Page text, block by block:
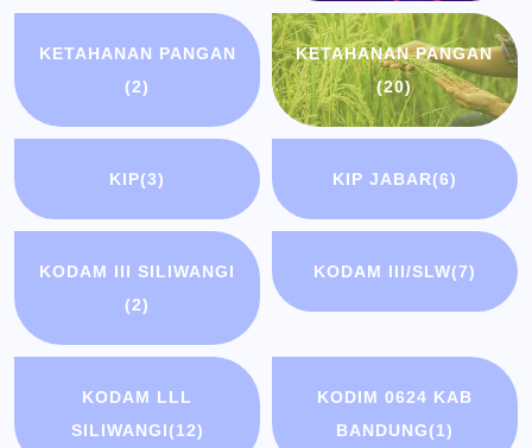
KETAHANAN PANGAN
(2)
KETAHANAN PANGAN
(20)
KIP(3) KIP JABAR(6)
KODAM III SILIWANGI
(2)
KODAM III/SLW(7)
KODAM LLL
SILIWANGI(12)
KODIM 0624 KAB
BANDUNG(1)